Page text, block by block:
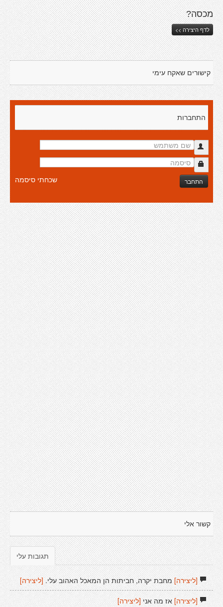
מכסה?
לדף היצירה >>
קישורים שאקח עימי
התחברות
התחבר שכחתי סיסמה
קשור אלי
תגובות עלי
[ליצירה]מחבת יקרה, חביתות הן המאכל האהוב עלי. [ליצירה]
[ליצירה]אז מה אני[ליצירה]